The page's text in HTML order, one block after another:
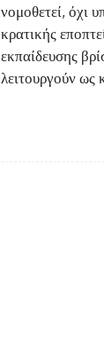
νομοθετεί, όχι
κρατικής
εκπαίδευσης
λειτουργούν ως